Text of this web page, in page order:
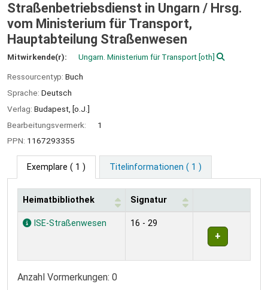
Straßenbetriebsdienst in Ungarn / Hrsg.
vom Ministerium für Transport,
Hauptabteilung Straßenwesen
Mitwirkende(r): Ungarn. Ministerium für Transport [oth]
Ressourcentyp: Buch
Sprache: Deutsch
Verlag: Budapest, [o.J.]
Bearbeitungsvermerk:
1
PPN: 1167293355
Exemplare ( 1 ) Titelinformationen ( 1 )
Exemplare
Heimatbibliothek Signatur
ISE-Straßenwesen 16 - 29
Anzahl Vormerkungen: 0